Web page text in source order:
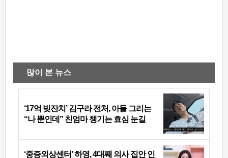
많이 본 뉴스
‘17억 빚잔치’ 김구라 전처, 아들 그리는
“나 뿐인데” 친엄마 챙기는 효심 눈길
‘중증외상센터’ 하영, 4대째 의사 집안 인